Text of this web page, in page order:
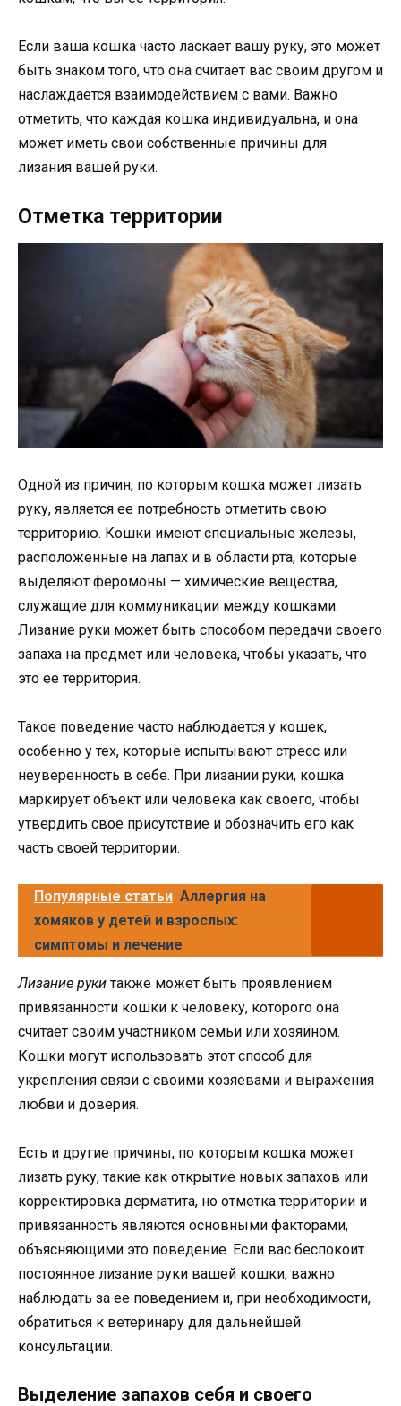
Если ваша кошка часто ласкает вашу руку, это может
быть знаком того, что она считает вас своим другом и
наслаждается взаимодействием с вами. Важно
отметить, что каждая кошка индивидуальна, и она
может иметь свои собственные причины для
лизания вашей руки.
Отметка территории
Одной из причин, по которым кошка может лизать
руку, является ее потребность отметить свою
территорию. Кошки имеют специальные железы,
расположенные на лапах и в области рта, которые
выделяют феромоны — химические вещества,
служащие для коммуникации между кошками.
Лизание руки может быть способом передачи своего
запаха на предмет или человека, чтобы указать, что
это ее территория.
Такое поведение часто наблюдается у кошек,
особенно у тех, которые испытывают стресс или
неуверенность в себе. При лизании руки, кошка
маркирует объект или человека как своего, чтобы
утвердить свое присутствие и обозначить его как
часть своей территории.
Популярные статьи Аллергия на
хомяков у детей и взрослых:
симптомы и лечение
Лизание руки также может быть проявлением
привязанности кошки к человеку, которого она
считает своим участником семьи или хозяином.
Кошки могут использовать этот способ для
укрепления связи с своими хозяевами и выражения
любви и доверия.
Есть и другие причины, по которым кошка может
лизать руку, такие как открытие новых запахов или
корректировка дерматита, но отметка территории и
привязанность являются основными факторами,
объясняющими это поведение. Если вас беспокоит
постоянное лизание руки вашей кошки, важно
наблюдать за ее поведением и, при необходимости,
обратиться к ветеринару для дальнейшей
консультации.
Выделение запахов себя и своего